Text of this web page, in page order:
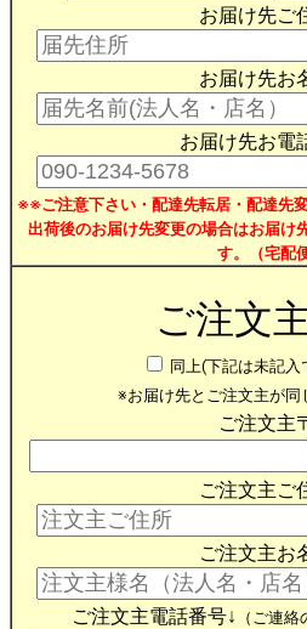
お届け先ご
お届け先お
お届け先お電
※※ご注意下さい・配達先転居・配達先
出荷後のお届け先変更の場合はお届け
す。（宅配便
ご注文
同上(下記は未記入
※お届け先とご注文主が同
ご注文主
ご注文主ご
ご注文主お
ご注文主電話番号↓ （ご連